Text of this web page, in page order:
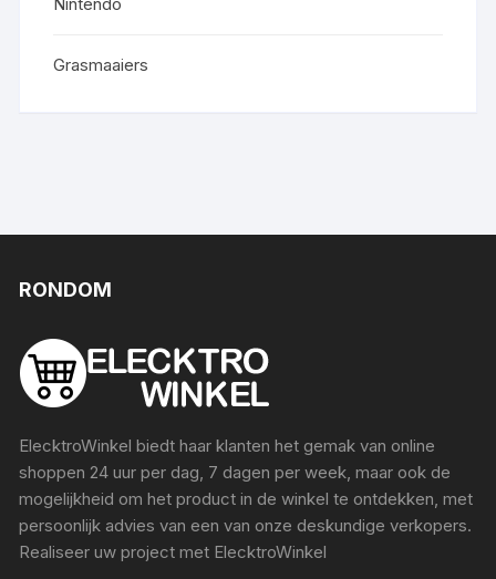
Grasmaaiers
RONDOM
ElecktroWinkel biedt haar klanten het gemak van online
shoppen 24 uur per dag, 7 dagen per week, maar ook de
mogelijkheid om het product in de winkel te ontdekken, met
persoonlijk advies van een van onze deskundige verkopers.
Realiseer uw project met ElecktroWinkel